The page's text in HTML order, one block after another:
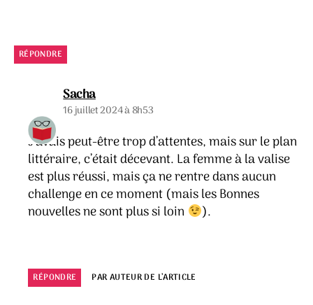
RÉPONDRE
Sachadit :
16 juillet 2024 à 8h53
J’avais peut-être trop d’attentes, mais sur le plan
littéraire, c’était décevant. La femme à la valise
est plus réussi, mais ça ne rentre dans aucun
challenge en ce moment (mais les Bonnes
nouvelles ne sont plus si loin
).
RÉPONDRE PAR AUTEUR DE L’ARTICLE